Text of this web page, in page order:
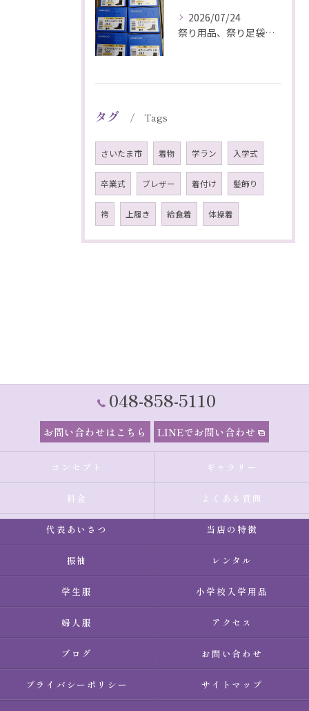
2026/07/24
祭り用品、祭り足袋特価販売中
タグ Tags
さいたま市 着物 学ラン 入学式
卒業式 ブレザー 着付け 髪飾り
袴 上履き 給食着 体操着
048-858-5110
お問い合わせはこちら LINEでお問い合わせ
コンセプト ギャラリー
料金 よくある質問
代表あいさつ 当店の特徴
振袖 レンタル
学生服 小学校入学用品
婦人服 アクセス
ブログ お問い合わせ
プライバシーポリシー サイトマップ